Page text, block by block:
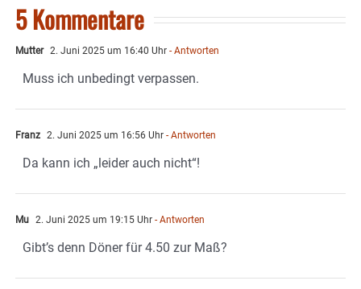
5 Kommentare
Mutter 2. Juni 2025 um 16:40 Uhr - Antworten
Muss ich unbedingt verpassen.
Franz 2. Juni 2025 um 16:56 Uhr - Antworten
Da kann ich „leider auch nicht“!
Mu 2. Juni 2025 um 19:15 Uhr - Antworten
Gibt’s denn Döner für 4.50 zur Maß?